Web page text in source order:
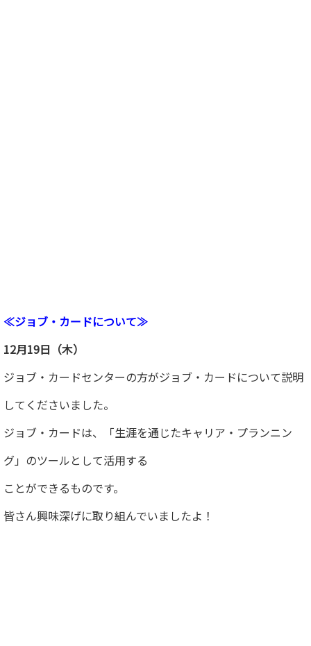
≪ジョブ・カードについて≫
12月19日（木）
ジョブ・カードセンターの方がジョブ・カードについて説明
してくださいました。
ジョブ・カードは、「生涯を通じたキャリア・プランニン
グ」のツールとして活用する
ことができるものです。
皆さん興味深げに取り組んでいましたよ！